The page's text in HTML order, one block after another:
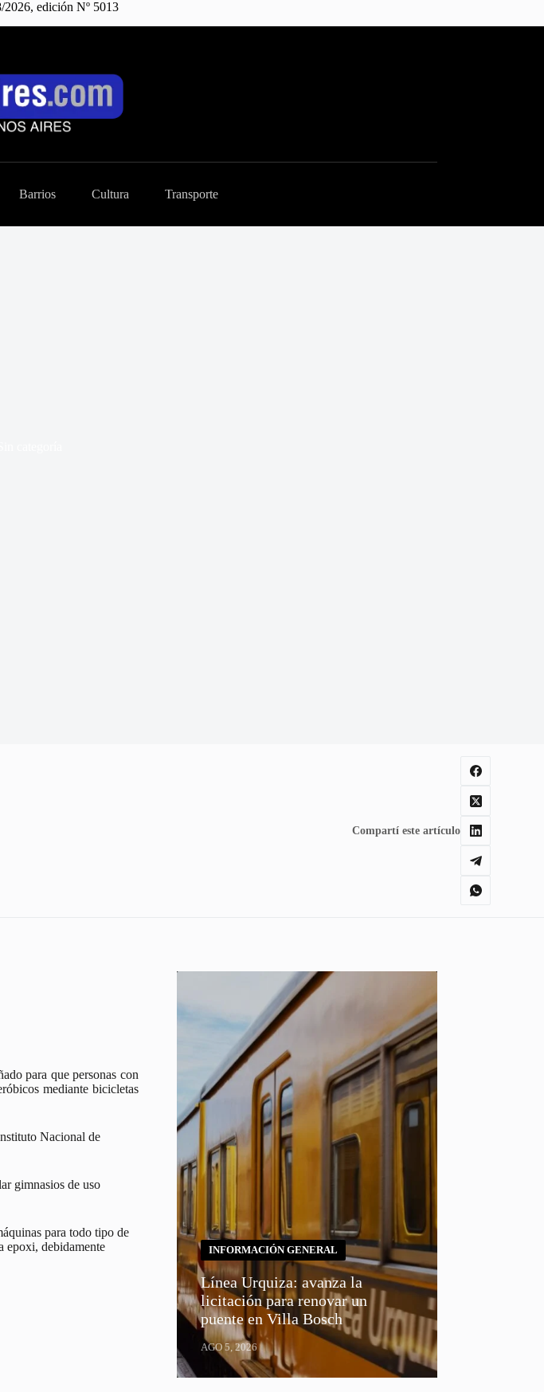
2026, edición Nº 5013
Barrios Cultura Transporte
Compartí este artículo
para que personas con
mediante bicicletas
Nacional de
gimnasios de uso
para todo tipo de
epoxi, debidamente
INFORMACIÓN GENERAL
Línea Urquiza: avanza la
licitación para renovar un
puente en Villa Bosch
AGO 5, 2026